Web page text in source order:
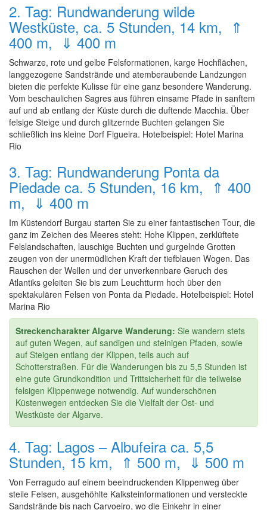
2. Tag: Rundwanderung wilde
Westküste, ca. 5 Stunden, 14 km, ⇑
400 m, ⇓ 400 m
Schwarze, rote und gelbe Felsformationen, karge Hochflächen,
langgezogene Sandstrände und atemberaubende Landzungen
bieten die perfekte Kulisse für eine ganz besondere Wanderung.
Vom beschaulichen Sagres aus führen einsame Pfade in sanftem
auf und ab entlang der Küste durch die duftende Macchia. Über
felsige Steige und durch glitzernde Buchten gelangen Sie
schließlich ins kleine Dorf Figueira. Hotelbeispiel: Hotel Marina
Rio
3. Tag: Rundwanderung Ponta da
Piedade ca. 5 Stunden, 16 km, ⇑ 400
m, ⇓ 400 m
Im Küstendorf Burgau starten Sie zu einer fantastischen Tour, die
ganz im Zeichen des Meeres steht: Hohe Klippen, zerklüftete
Felslandschaften, lauschige Buchten und gurgelnde Grotten
zeugen von der unermüdlichen Kraft der tiefblauen Wogen. Das
Rauschen der Wellen und der unverkennbare Geruch des
Atlantiks geleiten Sie bis zum Leuchtturm hoch über den
spektakulären Felsen von Ponta da Piedade. Hotelbeispiel: Hotel
Marina Rio
Streckencharakter Algarve Wanderung: Sie wandern stets
auf guten Wegen, auf sandigen und steinigen Pfaden, sowie
auf Steigen entlang der Klippen, teils auch auf
Schotterstraßen. Für die Wanderungen bis zu 5,5 Stunden ist
eine gute Grundkondition und Trittsicherheit für die teilweise
felsigen Klippenwege notwendig. Auf wunderschönen
Küstenwegen entdecken Sie die Vielfalt der Ost- und
Westküste der Algarve.
4. Tag: Lagos – Albufeira ca. 5,5
Stunden, 15 km, ⇑ 500 m, ⇓ 500 m
Von Ferragudo auf einem beeindruckenden Klippenweg über
steile Felsen, ausgehöhlte Kalksteinformationen und versteckte
Sandstrände bis nach Carvoeiro, wo die Einkehr in einer